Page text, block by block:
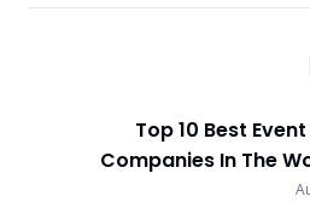
Top 10 Best
Companies In The